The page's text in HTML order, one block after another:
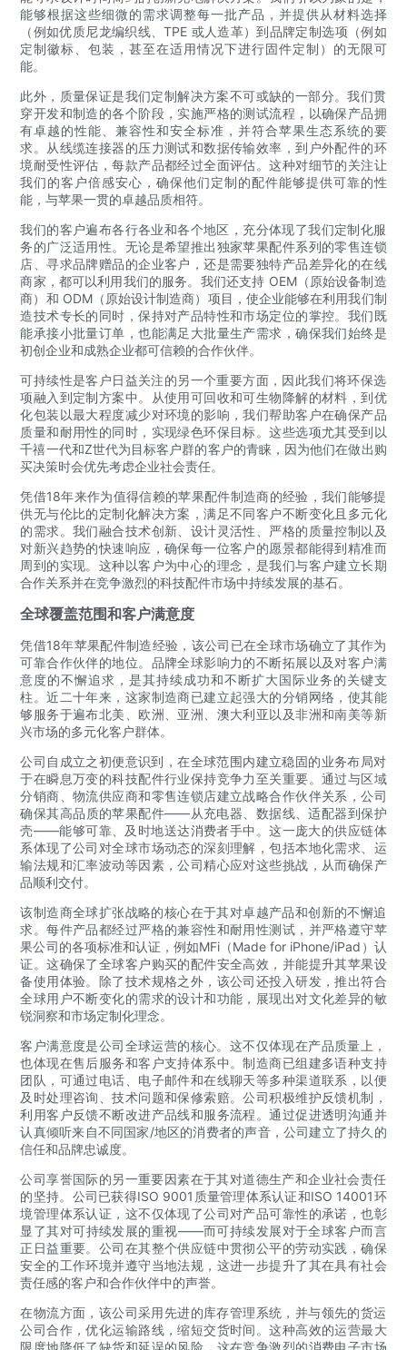
能够根据这些细微的需求调整每一批产品，并提供从材料选择
（例如优质尼龙编织线、TPE 或人造革）到品牌定制选项（例如
定制徽标、包装，甚至在适用情况下进行固件定制）的无限可
能。
此外，质量保证是我们定制解决方案不可或缺的一部分。我们贯
穿开发和制造的各个阶段，实施严格的测试流程，以确保产品拥
有卓越的性能、兼容性和安全标准，并符合苹果生态系统的要
求。从线缆连接器的压力测试和数据传输效率，到户外配件的环
境耐受性评估，每款产品都经过全面评估。这种对细节的关注让
我们的客户倍感安心，确保他们定制的配件能够提供可靠的性
能，与苹果一贯的卓越品质相符。
我们的客户遍布各行各业和各个地区，充分体现了我们定制化服
务的广泛适用性。无论是希望推出独家苹果配件系列的零售连锁
店、寻求品牌赠品的企业客户，还是需要独特产品差异化的在线
商家，都可以利用我们的服务。我们还支持 OEM（原始设备制造
商）和 ODM（原始设计制造商）项目，使企业能够在利用我们制
造技术专长的同时，保持对产品特性和市场定位的掌控。我们既
能承接小批量订单，也能满足大批量生产需求，确保我们始终是
初创企业和成熟企业都可信赖的合作伙伴。
可持续性是客户日益关注的另一个重要方面，因此我们将环保选
项融入到定制方案中。从使用可回收和可生物降解的材料，到优
化包装以最大程度减少对环境的影响，我们帮助客户在确保产品
质量和耐用性的同时，实现绿色环保目标。这些选项尤其受到以
千禧一代和Z世代为目标客户群的客户的青睐，因为他们在做出购
买决策时会优先考虑企业社会责任。
凭借18年来作为值得信赖的苹果配件制造商的经验，我们能够提
供无与伦比的定制化解决方案，满足不同客户不断变化且多元化
的需求。我们融合技术创新、设计灵活性、严格的质量控制以及
对新兴趋势的快速响应，确保每一位客户的愿景都能得到精准而
周到的实现。这种以客户为中心的理念，是我们与客户建立长期
合作关系并在竞争激烈的科技配件市场中持续发展的基石。
全球覆盖范围和客户满意度
凭借18年苹果配件制造经验，该公司已在全球市场确立了其作为
可靠合作伙伴的地位。品牌全球影响力的不断拓展以及对客户满
意度的不懈追求，是其持续成功和不断扩大国际业务的关键支
柱。近二十年来，这家制造商已建立起强大的分销网络，使其能
够服务于遍布北美、欧洲、亚洲、澳大利亚以及非洲和南美等新
兴市场的多元化客户群体。
公司自成立之初便意识到，在全球范围内建立稳固的业务布局对
于在瞬息万变的科技配件行业保持竞争力至关重要。通过与区域
分销商、物流供应商和零售连锁店建立战略合作伙伴关系，公司
确保其高品质的苹果配件——从充电器、数据线、适配器到保护
壳——能够可靠、及时地送达消费者手中。这一庞大的供应链体
系体现了公司对全球市场动态的深刻理解，包括本地化需求、运
输法规和汇率波动等因素，公司精心应对这些挑战，从而确保产
品顺利交付。
该制造商全球扩张战略的核心在于其对卓越产品和创新的不懈追
求。每件产品都经过严格的兼容性和耐用性测试，并严格遵守苹
果公司的各项标准和认证，例如MFi（Made for iPhone/iPad）认
证。这确保了全球客户购买的配件安全高效，并能提升其苹果设
备使用体验。除了技术规格之外，该公司还投入研发，推出符合
全球用户不断变化的需求的设计和功能，展现出对文化差异的敏
锐洞察和市场定制化理念。
客户满意度是公司全球运营的核心。这不仅体现在产品质量上，
也体现在售后服务和客户支持体系中。制造商已组建多语种支持
团队，可通过电话、电子邮件和在线聊天等多种渠道联系，以便
及时处理咨询、技术问题和保修索赔。公司积极维护反馈机制，
利用客户反馈不断改进产品线和服务流程。通过促进透明沟通并
认真倾听来自不同国家/地区的消费者的声音，公司建立了持久的
信任和品牌忠诚度。
公司享誉国际的另一重要因素在于其对道德生产和企业社会责任
的坚持。公司已获得ISO 9001质量管理体系认证和ISO 14001环
境管理体系认证，这不仅体现了公司对产品可靠性的承诺，也彰
显了其对可持续发展的重视——而可持续发展对于全球客户而言
正日益重要。公司在其整个供应链中贯彻公平的劳动实践，确保
安全的工作环境并遵守当地法规，这进一步提升了其在具有社会
责任感的客户和合作伙伴中的声誉。
在物流方面，该公司采用先进的库存管理系统，并与领先的货运
公司合作，优化运输路线，缩短交货时间。这种高效的运营最大
限度地降低了缺货和延误的风险，这在竞争激烈的消费电子市场